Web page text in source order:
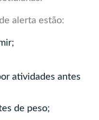
alerta estão:
atividades antes
de peso;